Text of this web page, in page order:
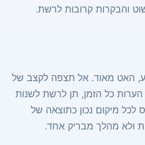
והבקרות קרובות לרשת.
האט מאוד. אל תצפה לקצב של
הערות כל הזמן, תן לרשת לשנות
לכל מיקום נכון כתוצאה של
ולא מהלך מבריק אחד.